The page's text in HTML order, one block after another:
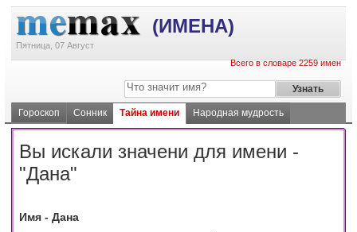
(ИМЕНА)
Пятница, 07 Август
Всего в словаре 2259 имен
Гороскоп Сонник Тайна имени Народная мудрость
Вы искали значени для имени -
"Дана"
Имя - Дана